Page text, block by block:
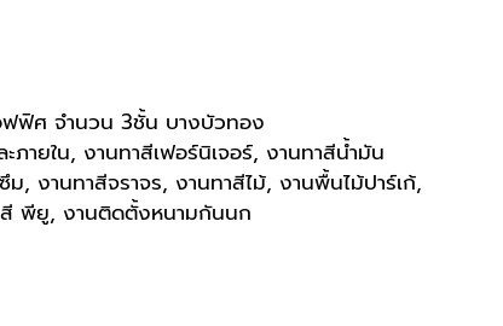
ฟิศ จำนวน 3ชั้น บางบัวทอง
ภายใน, งานทาสีเฟอร์นิเจอร์, งานทาสีน้ำมัน
, งานทาสีจราจร, งานทาสีไม้, งานพื้นไม้ปาร์เก้,
พียู, งานติดตั้งหนามกันนก